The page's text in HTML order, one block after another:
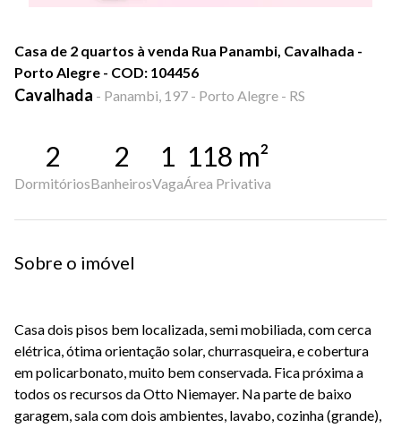
Casa de 2 quartos à venda Rua Panambi, Cavalhada -
Porto Alegre - COD: 104456
Cavalhada - Panambi, 197 - Porto Alegre - RS
2
Dormitórios
2
Banheiros
1
Vaga
118 m²
Área Privativa
Sobre o imóvel
Casa dois pisos bem localizada, semi mobiliada, com cerca
elétrica, ótima orientação solar, churrasqueira, e cobertura
em policarbonato, muito bem conservada. Fica próxima a
todos os recursos da Otto Niemayer. Na parte de baixo
garagem, sala com dois ambientes, lavabo, cozinha (grande),